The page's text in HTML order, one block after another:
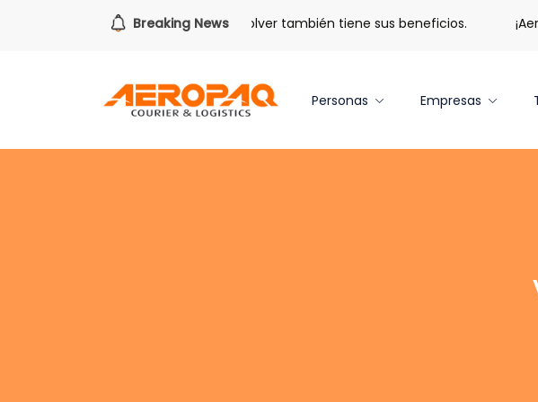
Breaking News
Para todo lo que viene. Volver también tiene sus beneficios.
Personas Empresas